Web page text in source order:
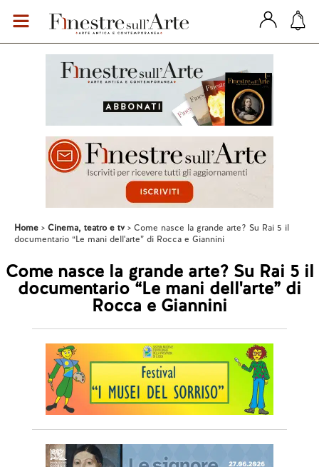
Home Cinema, teatro e tv
Come nasce la grande arte? Su Rai 5 il
documentario “Le mani dell'arte” di Rocca e Giannini
Come nasce la grande arte? Su Rai 5 il
documentario “Le mani dell'arte” di
Rocca e Giannini